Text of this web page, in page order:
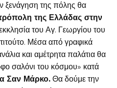
ξενάγηση της πόλης θα
της Ελλάδας στην
του Αγ. Γεωργίου του
Μέσα από γραφικά
και αμέτρητα παλάτια θα
σαλόνι του κόσμου» κατά
Σαν Μάρκο. Θα δούμε την